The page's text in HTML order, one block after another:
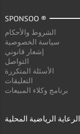
SPONSOO ®
الشروط والأحكام
سياسة الخصوصية
إشعار قانوني
التواصل
الأسئلة المتكررة
التعليقات
برنامج وكلاء المبيعات
الرعاية الرياضية المحلية